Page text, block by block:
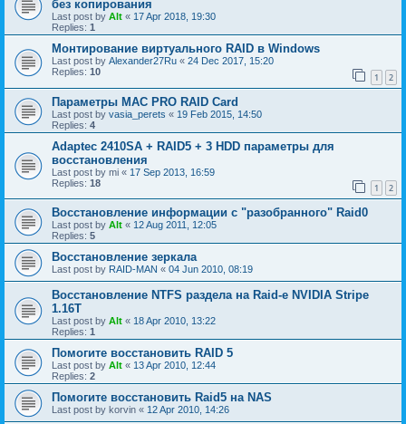
без копирования
Last post by Alt « 17 Apr 2018, 19:30
Replies: 1
Монтирование виртуального RAID в Windows
Last post by Alexander27Ru « 24 Dec 2017, 15:20
Replies: 10 1 2
Параметры МАС PRO RAID Card
Last post by vasia_perets « 19 Feb 2015, 14:50
Replies: 4
Adaptec 2410SA + RAID5 + 3 HDD параметры для
восстановления
Last post by mi « 17 Sep 2013, 16:59
Replies: 18 1 2
Восстановление информации с "разобранного" Raid0
Last post by Alt « 12 Aug 2011, 12:05
Replies: 5
Восстановление зеркала
Last post by RAID-MAN « 04 Jun 2010, 08:19
Восстановление NTFS раздела на Raid-е NVIDIA Stripe
1.16Т
Last post by Alt « 18 Apr 2010, 13:22
Replies: 1
Помогите восстановить RAID 5
Last post by Alt « 13 Apr 2010, 12:44
Replies: 2
Помогите восстановить Raid5 на NAS
Last post by korvin « 12 Apr 2010, 14:26